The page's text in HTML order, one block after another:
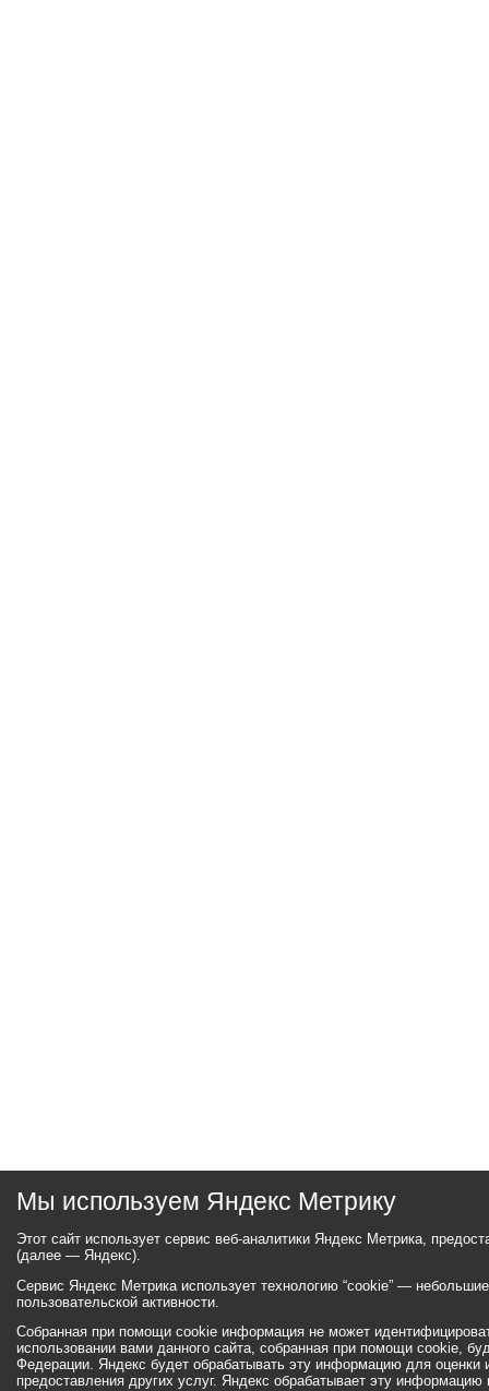
Мы используем Яндекс Метрику
Этот сайт использует сервис веб-аналитики Яндекс Метрика,
(далее — Яндекс).
Сервис Яндекс Метрика использует технологию “cookie” —
пользовательской активности.
Собранная при помощи cookie информация не может
использовании вами данного сайта, собранная при помощи cookie,
Федерации. Яндекс будет обрабатывать эту информацию для оценки
предоставления других услуг. Яндекс обрабатывает эту